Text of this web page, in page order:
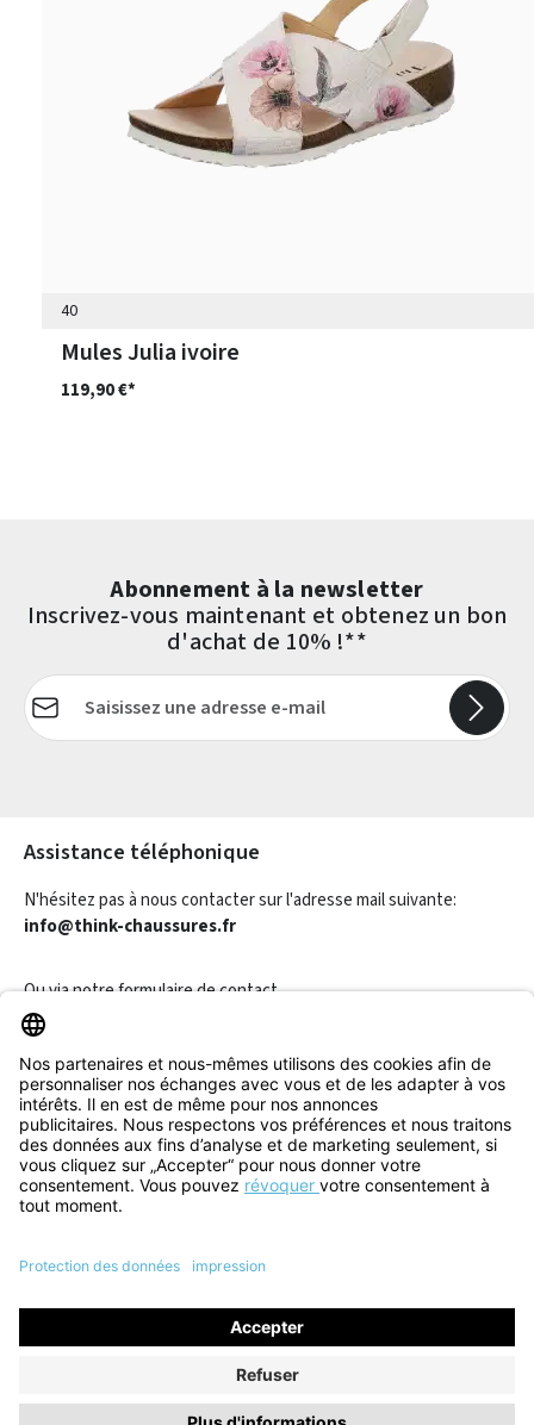
40
Mules Julia ivoire
119,90 €*
Abonnement à la newsletter
Inscrivez-vous maintenant et obtenez un bon
d'achat de 10% !**
Adresse e-mail*
Assistance téléphonique
N'hésitez pas à nous contacter sur l'adresse mail suivante:
info@think-chaussures.fr
Ou via notreformulaire de contact.
Révoquer un contrat
Informations
Aide & Contact
Tous les prix incluent la TVA plus les
éventuels frais de livraison, sauf indication contraire.